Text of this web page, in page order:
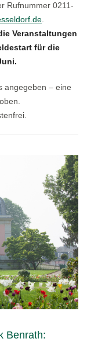
Rufnummer 0211-
Veranstaltungen
für die
angegeben – eine
Benrath: